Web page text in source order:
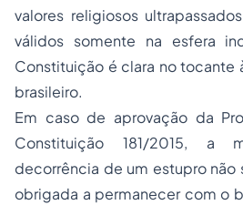
valores religiosos
válidos somente na esfera
Constituição é clara no tocante
brasileiro.
Em caso de aprovação da
Constituição 181/2015, a
decorrência de um estupro não
obrigada a permanecer com o